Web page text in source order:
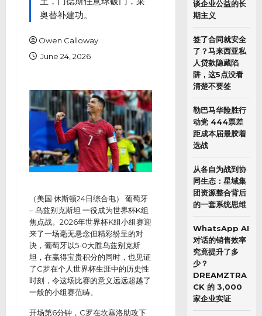
奥替补建功。
Owen Calloway
June 24, 2026
（美国·休斯顿24日综合电） 葡萄牙
– 乌兹别克斯坦 一役成为世界杯K组
焦点战。2026年世界杯K组小组赛迎
来了一场毫无悬念但精彩纷呈的对
决，葡萄牙以5-0大胜乌兹别克斯
坦，在赢得宝贵积分的同时，也见证
了C罗在个人世界杯生涯中的历史性
时刻，令这场比赛的意义远远超越了
一般的小组赛范畴。
开场第6分钟，C罗在坎塞洛助攻下
谈企业公益的长
期主义
签了合同就安全
了？马来西亚私
人贷款隐藏陷
阱，这5点没看
清楚不要签
勒巴马华险胜行
动党 444票差
距成本届最胶着
选战
从各自为战到协
同生态：星域集
团资源整合背后
的一套系统思维
WhatsApp AI
对话的销售效率
究竟提升了多
少？
DREAMZTRA
CK 的 3,000
家企业实证